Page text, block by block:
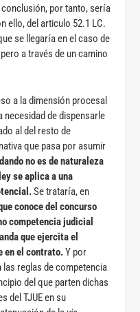
por tanto, sería
ello, del articulo 52.1 LC.
se llegaría en el caso de
a través de un camino
a la dimensión procesal
necesidad de dispensarle
al del resto de
que pasa por asumir
no es de naturaleza
se aplica a una
Se trataría, en
conoce del concurso
competencia judicial
que ejercita el
en el contrato.Y por
reglas de competencia
del que parten dichas
del TJUE en su